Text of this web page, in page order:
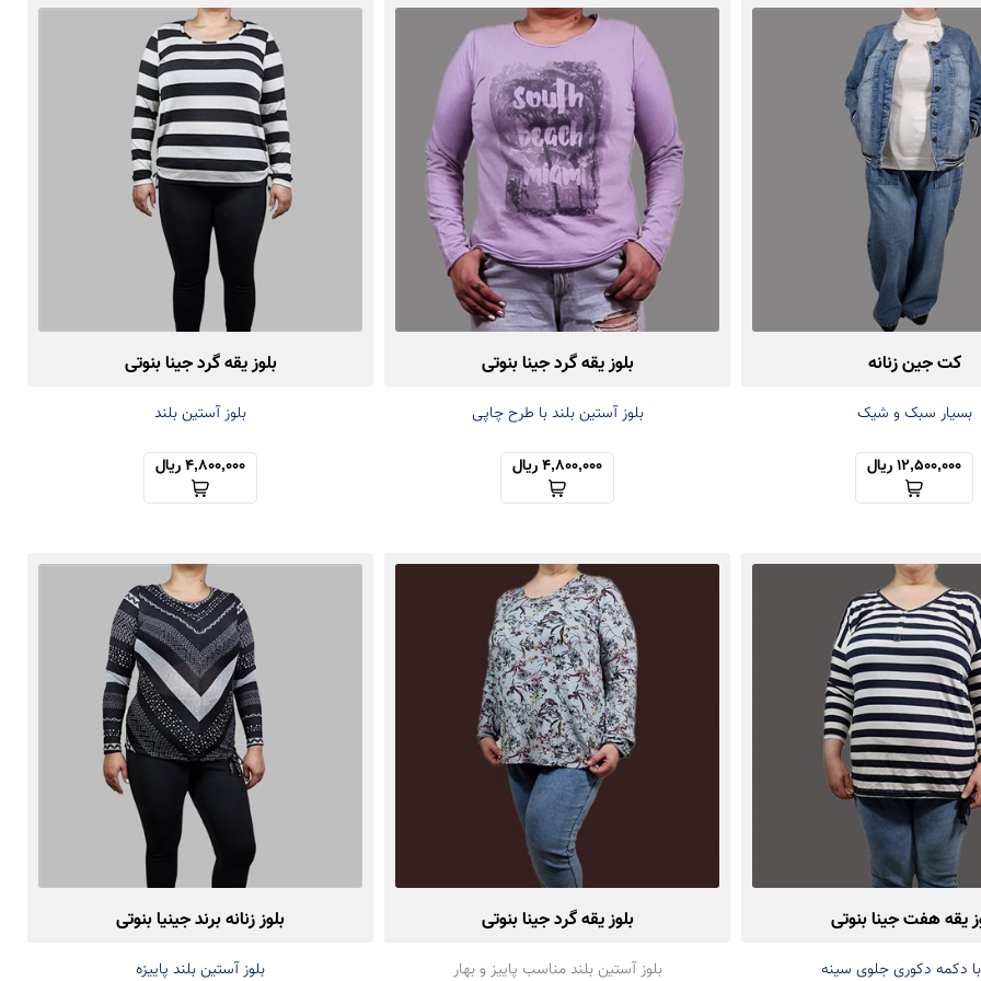
کت جین زنانه
بسیار سبک و شیک
12,500,000 ریال
بلوز یقه گرد جینا بنوتی
بلوز آستین بلند با طرح چاپی
4,800,000 ریال
بلوز یقه گرد جینا بنوتی
بلوز آستین بلند
4,800,000 ریال
یقه هفت جینا بنوتی
با دکمه دکوری جلوی سینه
بلوز یقه گرد جینا بنوتی
بلوز آستین بلند مناسب پاییز و بهار
بلوز زنانه برند جینیا بنوتی
بلوز آستین بلند پاییزه